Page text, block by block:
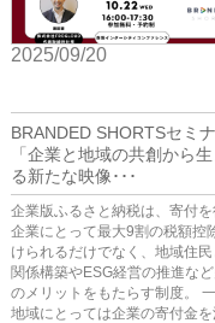
2025/09/20
BRANDED SHORTSセミ
「企業と地域の共創から
る新たな映像･･･
企業版ふるさと納税は、寄付を
企業にとって最大9割の税額控
けられるだけでなく、地域住
関係構築やESG経営の推進など
のメリットをもたらす制度。 一
地域にとっては企業の寄付金を